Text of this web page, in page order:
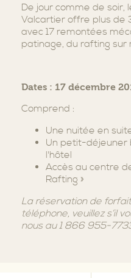
De jour comme de soir,
Valcartier offre plus de
avec 17 remontées
patinage, du rafting sur
Dates : 17 décembre
Comprend :
Une nuitée en
Un petit-
l'hôtel
Accès au centre
Rafting »
La réservation de
téléphone, veuillez s’il
nous au 1 866 955-